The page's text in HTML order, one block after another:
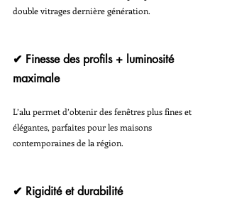
double vitrages dernière génération.
✔ Finesse des profils + luminosité
maximale
L’alu permet d’obtenir des fenêtres plus fines et
élégantes, parfaites pour les maisons
contemporaines de la région.
✔ Rigidité et durabilité